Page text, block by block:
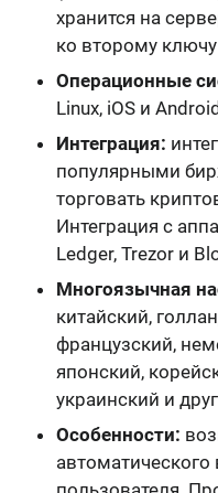
хранится на
ко второму ключу
Операционные
Linux, iOS и
Интеграция:
популярными
торговать
Интеграция с
Ledger, Trezor и
Многоязычная
китайский,
французский,
японский,
украинский и
Особенности:
автоматического